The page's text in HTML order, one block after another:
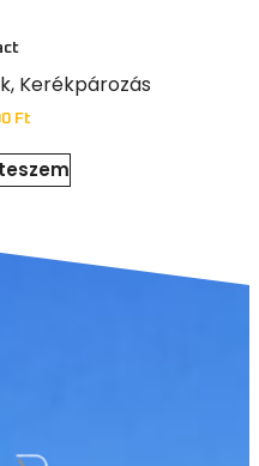
, Kerékpározás
Ft